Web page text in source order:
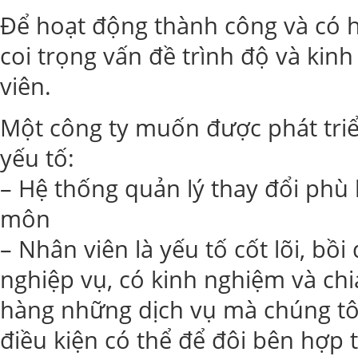
Để hoạt động thành công và có
coi trọng vấn đề trình độ và
viên.
Một công ty muốn được phát
yếu tố:
– Hệ thống quản lý thay đổi
môn
– Nhân viên là yếu tố cốt lõi,
nghiệp vụ, có kinh nghiệm và
hàng những dịch vụ mà chúng
điều kiện có thể để đôi bên hợp